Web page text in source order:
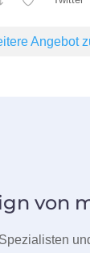
Angebot
von